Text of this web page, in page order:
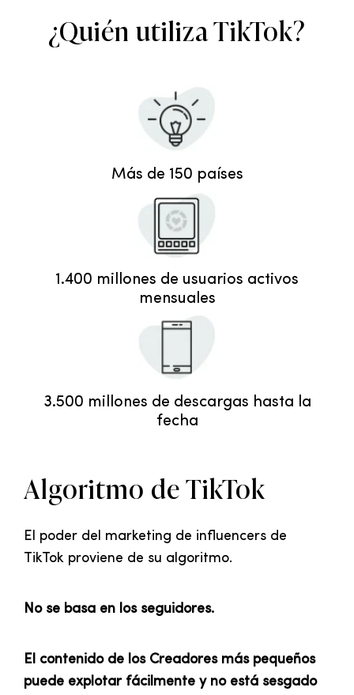
¿Quién utiliza TikTok?
Más de 150 países
1.400 millones de usuarios activos
mensuales
3.500 millones de descargas hasta la
fecha
Algoritmo de TikTok
El poder del marketing de influencers de
TikTok proviene de su algoritmo.
No se basa en los seguidores.
El contenido de los Creadores más pequeños
puede explotar fácilmente y no está sesgado